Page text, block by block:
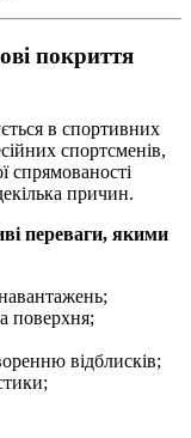
покриття
в спортивних
спортсменів,
спрямованості
причин.
переваги, якими
поверхня;
відблисків;